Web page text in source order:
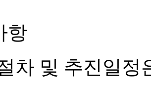
항
차 및 추진일정